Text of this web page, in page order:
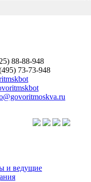
88-88-948
73-73-948
и ведущие